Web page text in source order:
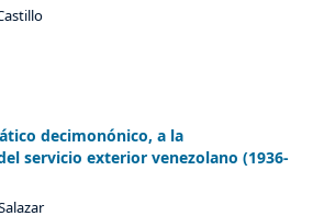
decimonónico, a la
servicio exterior venezolano (1936-